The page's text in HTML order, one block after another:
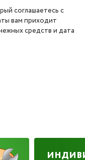
соглашаетесь с
вам приходит
средств и дата